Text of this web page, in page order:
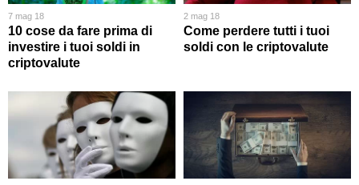
7 mag 18
10 cose da fare prima di
investire i tuoi soldi in
criptovalute
2 mag 18
Come perdere tutti i tuoi
soldi con le criptovalute